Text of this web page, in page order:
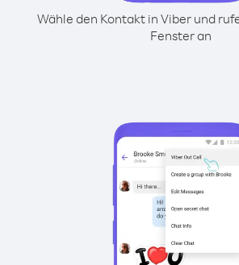
Wähle den Kontakt in Viber und
Fenster an